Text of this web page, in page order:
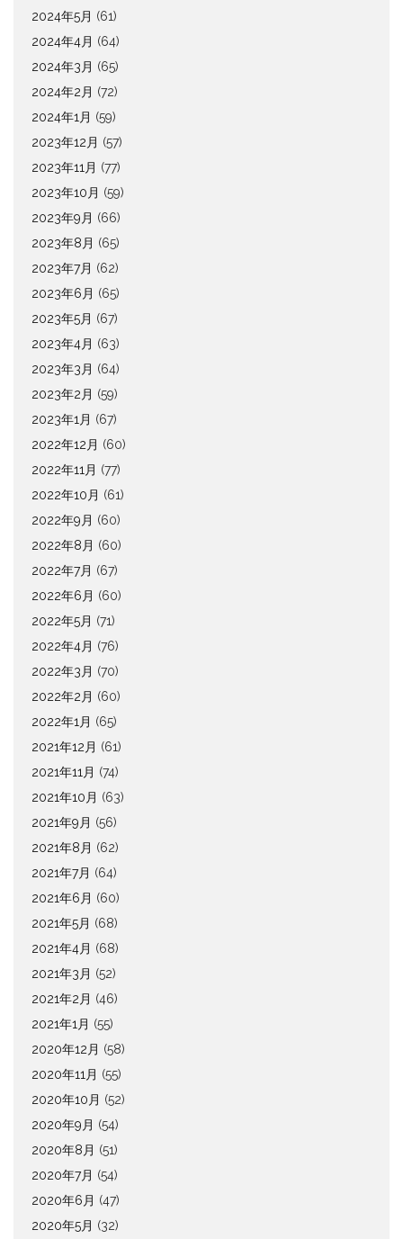
2024年5月 (61)
2024年4月 (64)
2024年3月 (65)
2024年2月 (72)
2024年1月 (59)
2023年12月 (57)
2023年11月 (77)
2023年10月 (59)
2023年9月 (66)
2023年8月 (65)
2023年7月 (62)
2023年6月 (65)
2023年5月 (67)
2023年4月 (63)
2023年3月 (64)
2023年2月 (59)
2023年1月 (67)
2022年12月 (60)
2022年11月 (77)
2022年10月 (61)
2022年9月 (60)
2022年8月 (60)
2022年7月 (67)
2022年6月 (60)
2022年5月 (71)
2022年4月 (76)
2022年3月 (70)
2022年2月 (60)
2022年1月 (65)
2021年12月 (61)
2021年11月 (74)
2021年10月 (63)
2021年9月 (56)
2021年8月 (62)
2021年7月 (64)
2021年6月 (60)
2021年5月 (68)
2021年4月 (68)
2021年3月 (52)
2021年2月 (46)
2021年1月 (55)
2020年12月 (58)
2020年11月 (55)
2020年10月 (52)
2020年9月 (54)
2020年8月 (51)
2020年7月 (54)
2020年6月 (47)
2020年5月 (32)